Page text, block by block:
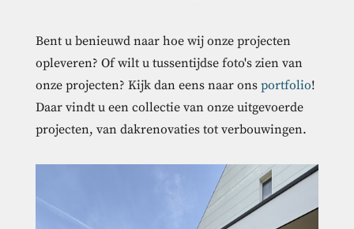
Bent u benieuwd naar hoe wij onze projecten
opleveren? Of wilt u tussentijdse foto's zien van
onze projecten? Kijk dan eens naar ons portfolio!
Daar vindt u een collectie van onze uitgevoerde
projecten, van dakrenovaties tot verbouwingen.